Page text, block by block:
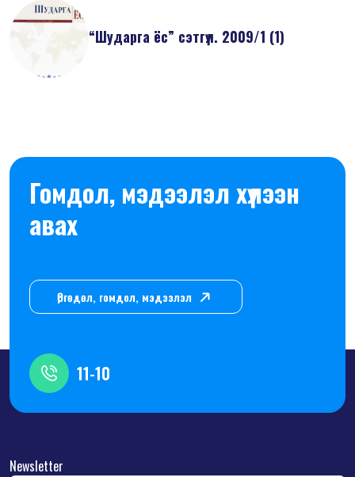
“Шударга ёс” сэтгүүл. 2009/1 (1)
Гомдол, мэдээлэл хүлээн
авах
Өргөдөл, гомдол, мэдээлэл
11-10
Newsletter